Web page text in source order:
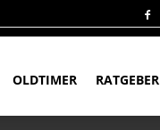
OLDTIMER RATGEBER